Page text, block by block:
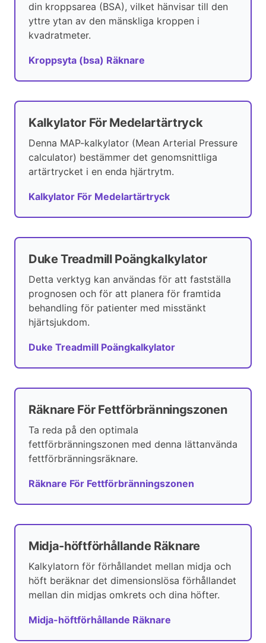
din kroppsarea (BSA), vilket hänvisar till den
yttre ytan av den mänskliga kroppen i
kvadratmeter.
Kroppsyta (bsa) Räknare
Kalkylator För Medelartärtryck
Denna MAP-kalkylator (Mean Arterial Pressure
calculator) bestämmer det genomsnittliga
artärtrycket i en enda hjärtrytm.
Kalkylator För Medelartärtryck
Duke Treadmill Poängkalkylator
Detta verktyg kan användas för att fastställa
prognosen och för att planera för framtida
behandling för patienter med misstänkt
hjärtsjukdom.
Duke Treadmill Poängkalkylator
Räknare För Fettförbränningszonen
Ta reda på den optimala
fettförbränningszonen med denna lättanvända
fettförbränningsräknare.
Räknare För Fettförbränningszonen
Midja-höftförhållande Räknare
Kalkylatorn för förhållandet mellan midja och
höft beräknar det dimensionslösa förhållandet
mellan din midjas omkrets och dina höfter.
Midja-höftförhållande Räknare